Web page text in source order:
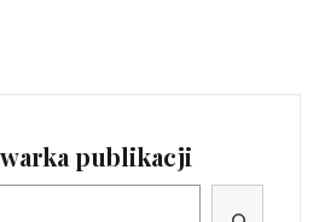
publikacji